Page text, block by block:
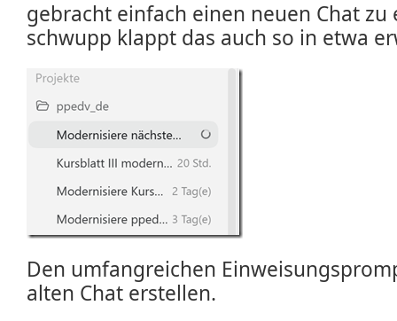
gebracht einfach einen neuen Chat
schwupp klappt das auch so in etwa
Den umfangreichen
alten Chat erstellen.